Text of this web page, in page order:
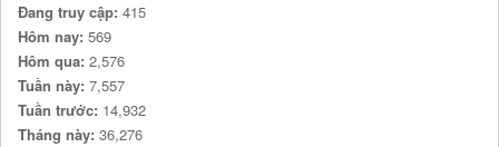
Đang truy cập: 415
Hôm nay: 569
Hôm qua: 2,576
Tuần này: 7,557
Tuần trước: 14,932
Tháng này: 36,276